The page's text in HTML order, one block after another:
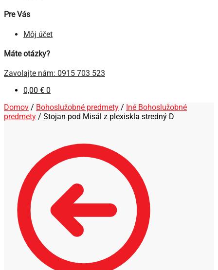
Pre Vás
Môj účet
Máte otázky?
Zavolajte nám: 0915 703 523
0,00 € 0
Domov / Bohoslužobné predmety / Iné Bohoslužobné
predmety / Stojan pod Misál z plexiskla stredný D